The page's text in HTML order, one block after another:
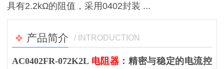
具有2.2kΩ的阻值，采用0402封装 ...
产品简介 / INTRODUCTION
AC0402FR-072K2L 电阻器 ：精密与稳定的电流控